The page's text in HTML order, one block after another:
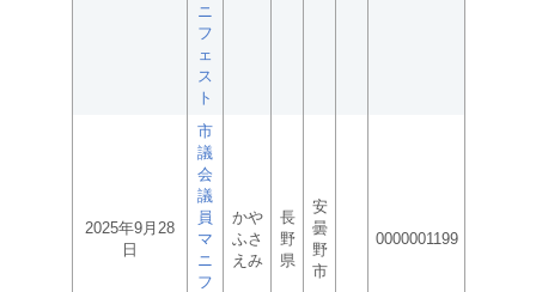
ニ
フ
ェ
ス
ト
2025年9月28
日
市
議
会
議
員
マ
ニ
フ
かや
ふさ
えみ
長
野
県
安
曇
野
市
0000001199